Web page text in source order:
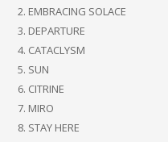
EMBRACING SOLACE
DEPARTURE
CATACLYSM
SUN
CITRINE
MIRO
STAY HERE